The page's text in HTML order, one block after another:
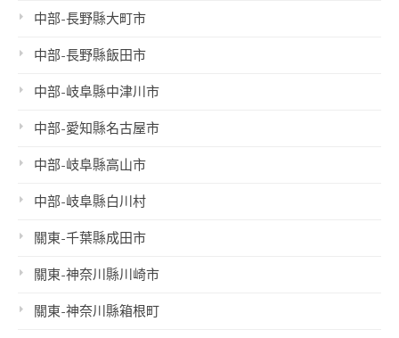
中部-長野縣大町市
中部-長野縣飯田市
中部-岐阜縣中津川市
中部-愛知縣名古屋市
中部-岐阜縣高山市
中部-岐阜縣白川村
關東-千葉縣成田市
關東-神奈川縣川崎市
關東-神奈川縣箱根町